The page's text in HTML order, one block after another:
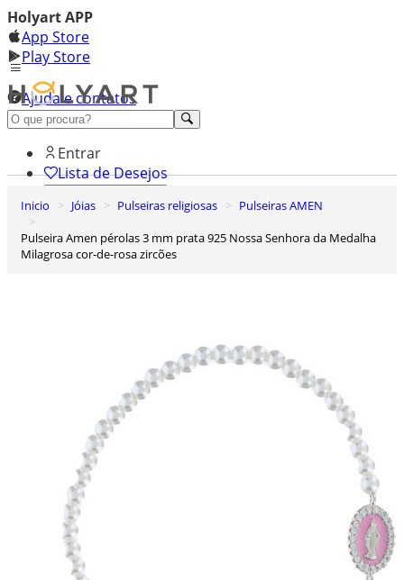
Holyart APP
App Store
Play Store
Ajuda e contatos
Conheça premium
Entrar
Lista de Desejos
0
Inicio Jóias Pulseiras religiosas
Pulseiras AMEN
Pulseira Amen pérolas 3 mm prata 925 Nossa Senhora da Medalha
Milagrosa cor-de-rosa zircões